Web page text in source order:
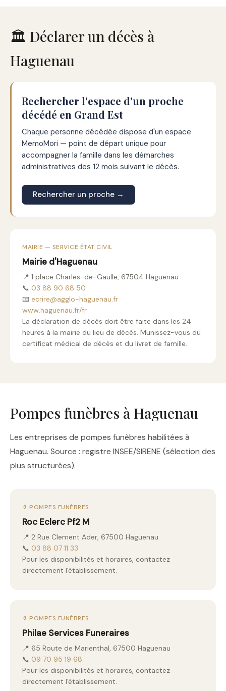
🏛️ Déclarer un décès à
Haguenau
Rechercher l'espace d'un proche
décédé en Grand Est
Chaque personne décédée dispose d'un espace
MemoMori — point de départ unique pour
accompagner la famille dans les démarches
administratives des 12 mois suivant le décès.
Rechercher un proche →
MAIRIE — SERVICE ÉTAT CIVIL
Mairie d'Haguenau
📍 1 place Charles-de-Gaulle, 67504 Haguenau
📞 03 88 90 68 50
📧 ecrire@agglo-haguenau.fr
www.haguenau.fr/fr
La déclaration de décès doit être faite dans les 24
heures à la mairie du lieu de décès. Munissez-vous du
certificat médical de décès et du livret de famille.
Pompes funèbres à Haguenau
Les entreprises de pompes funèbres habilitées à
Haguenau. Source : registre INSEE/SIRENE (sélection des
plus structurées).
⚱️ POMPES FUNÈBRES
Roc Eclerc Pf2 M
📍 2 Rue Clement Ader, 67500 Haguenau
📞 03 88 07 11 33
Pour les disponibilités et horaires, contactez
directement l'établissement.
⚱️ POMPES FUNÈBRES
Philae Services Funeraires
📍 65 Route de Marienthal, 67500 Haguenau
📞 09 70 95 19 68
Pour les disponibilités et horaires, contactez
directement l'établissement.